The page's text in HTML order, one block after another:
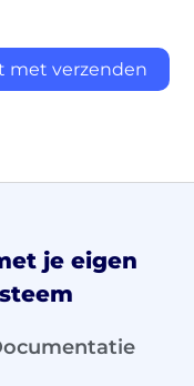
met verzenden
je eigen